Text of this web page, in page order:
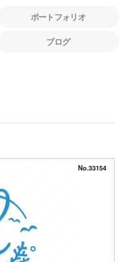
ポートフォリオ
ブログ
No.33154